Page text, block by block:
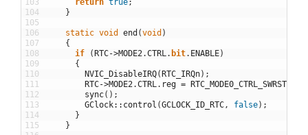
104
105
106
107
108
109
110
111
112
113
114
115
}
static void end (void )
{
if
(RTC->MODE2 .CTRL . bit. ENABLE)
{
NVIC_DisableIRQ(RTC_IRQn) ;
RTC->MODE2 .CTRL . reg = RTC_MODE0_CTRL_SWRST
sync( ) ;
GClock:: control (GCLOCK_ID_RTC , false) ;
}
}